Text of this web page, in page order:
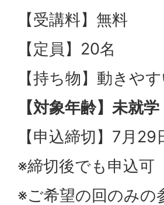
【受講料】無料
【定員】20名
【持ち物】動きや
【対象年齢】未就
【申込締切】7月29
※締切後でも申込可
※ご希望の回のみの